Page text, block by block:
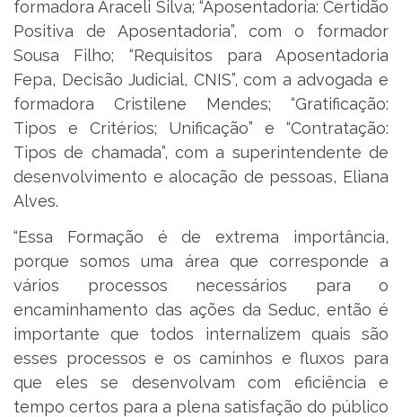
formadora Araceli Silva; “Aposentadoria: Certidão
Positiva de Aposentadoria”, com o formador
Sousa Filho; “Requisitos para Aposentadoria
Fepa, Decisão Judicial, CNIS”, com a advogada e
formadora Cristilene Mendes; “Gratificação:
Tipos e Critérios; Unificação” e “Contratação:
Tipos de chamada”, com a superintendente de
desenvolvimento e alocação de pessoas, Eliana
Alves.
“Essa Formação é de extrema importância,
porque somos uma área que corresponde a
vários processos necessários para o
encaminhamento das ações da Seduc, então é
importante que todos internalizem quais são
esses processos e os caminhos e fluxos para
que eles se desenvolvam com eficiência e
tempo certos para a plena satisfação do público